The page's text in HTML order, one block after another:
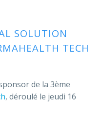
SOLUTION
TECH
de la 3ème
, déroulé le jeudi 16